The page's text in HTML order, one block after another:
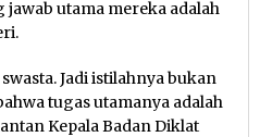
utama mereka adalah
Jadi istilahnya bukan
tugas utamanya adalah
Kepala Badan Diklat